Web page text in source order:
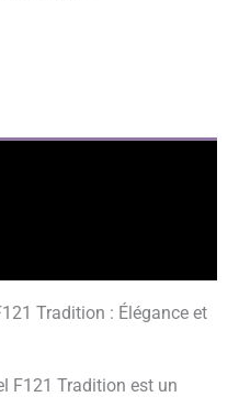
Tradition : Élégance et
F121 Tradition est un